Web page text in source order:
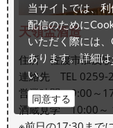
天領盃酒造
住所 佐渡市加茂
連絡先 TEL 0259-
営業時間 9:00～
酒蔵見学 10:00～
当サイトでは、
配信のために
いただく際には
あります。詳細は
い。
同意する